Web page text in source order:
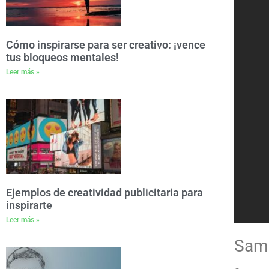
Cómo inspirarse para ser creativo: ¡vence
tus bloqueos mentales!
Leer más »
Ejemplos de creatividad publicitaria para
inspirarte
Leer más »